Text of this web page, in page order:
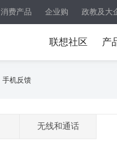
消费产品 企业购 政教及大
联想社区 产
手机反馈
无线和通话